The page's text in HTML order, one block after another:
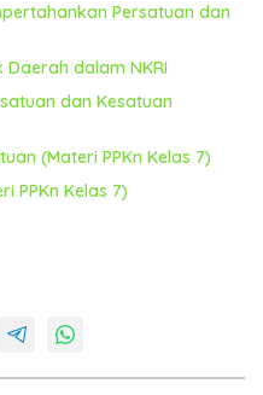
Persatuan dan
Daerah dalam NKRI
dan Kesatuan
(Materi PPKn Kelas 7)
PPKn Kelas 7)